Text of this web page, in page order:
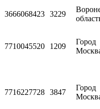
3666068423 3229
7710045520 1209
Город
7716227728 3847
Город